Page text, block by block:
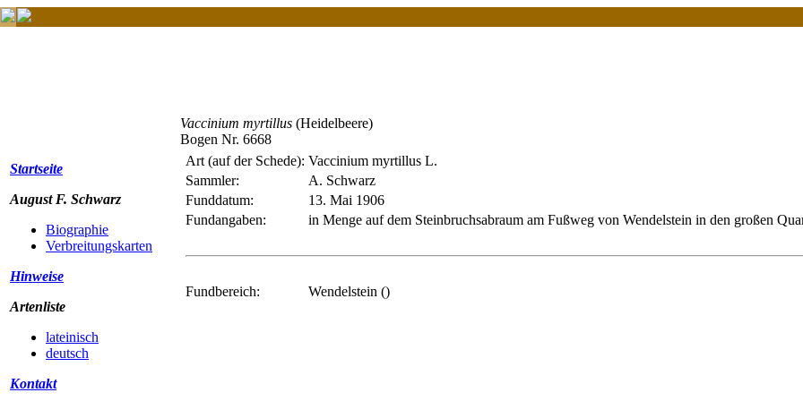
Startseite
August F. Schwarz
Biographie
Verbreitungskarten
Hinweise
Artenliste
lateinisch
deutsch
Kontakt
Vaccinium myrtillus (Heidelbeere)
Bogen Nr. 6668
Art (auf der Schede): Vaccinium myrtillus L.
Sammler:
A. Schwarz
Funddatum:
13. Mai 1906
Fundangaben:
in Menge auf dem Steinbruchsabraum am Fußweg von Wendelstein in den großen
Fundbereich: Wendelstein ()